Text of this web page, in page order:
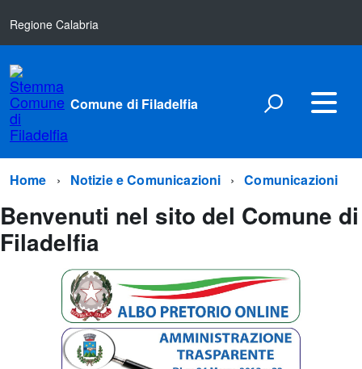
Regione Calabria
Comune di Filadelfia
Home Notizie e Comunicazioni Comunicazioni
Benvenuti nel sito del Comune di
Filadelfia